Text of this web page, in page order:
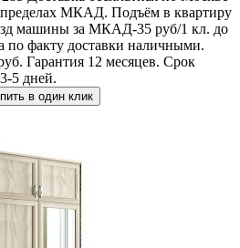
пределах МКАД. Подъём в квартиру
машины за МКАД-35 руб/1 кл. до
по факту доставки наличными.
Гарантия 12 месяцев. Срок
5 дней.
в один клик